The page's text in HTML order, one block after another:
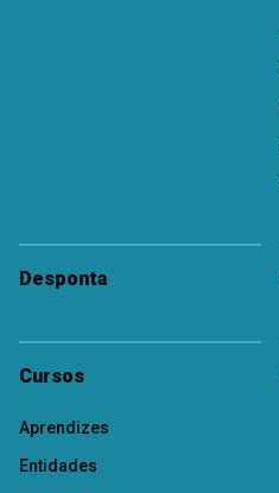
Desponta
Cursos
Aprendizes
Entidades